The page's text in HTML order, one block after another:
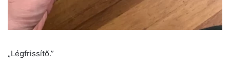
„Légfrissítő.”